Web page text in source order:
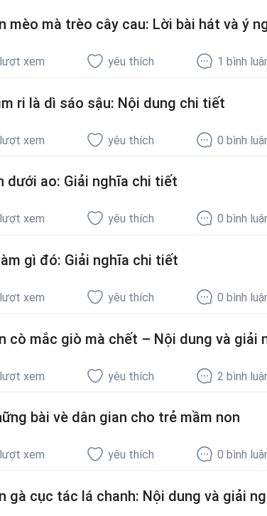
mèo mà trèo cây cau: Lời bài hát và ý
lượt xem yêu thích 1bình
ri là dì sáo sậu: Nội dung chi tiết
lượt xem yêu thích 0bình
dưới ao: Giải nghĩa chi tiết
lượt xem yêu thích 0 bình
gì đó: Giải nghĩa chi tiết
lượt xem yêu thích 0bình
cò mắc giò mà chết – Nội dung và giải
lượt xem yêu thích 2bình
bài vè dân gian cho trẻ mầm non
lượt xem yêu thích 0bình
gà cục tác lá chanh: Nội dung và giải